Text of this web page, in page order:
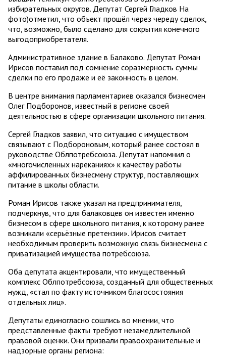
избирательных округов. Депутат Сергей Гладков На
фото)отметил, что объект прошёл через череду сделок,
что, возможно, было сделано для сокрытия конечного
выгодоприобретателя.
Административное здание в Балаково. Депутат Роман
Ирисов поставил под сомнение соразмерность суммы
сделки по его продаже и её законность в целом.
В центре внимания парламентариев оказался бизнесмен
Олег Подборонов, известный в регионе своей
деятельностью в сфере организации школьного питания.
Сергей Гладков заявил, что ситуацию с имуществом
связывают с Подбороновым, который ранее состоял в
руководстве Облпотребсоюза. Депутат напомнил о
«многочисленных нареканиях» к качеству работы
аффилированных бизнесмену структур, поставляющих
питание в школы области.
Роман Ирисов также указал на предпринимателя,
подчеркнув, что для балаковцев он известен именно
бизнесом в сфере школьного питания, к которому ранее
возникали «серьёзные претензии». Ирисов считает
необходимым проверить возможную связь бизнесмена с
приватизацией имущества потребсоюза.
Оба депутата акцентировали, что имущественный
комплекс Облпотребсоюза, созданный для общественных
нужд, «стал по факту источником благосостояния
отдельных лиц».
Депутаты единогласно сошлись во мнении, что
представленные факты требуют незамедлительной
правовой оценки. Они призвали правоохранительные и
надзорные органы региона: